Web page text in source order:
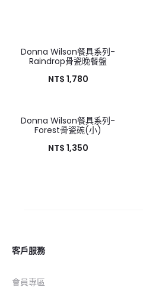
Donna Wilson餐具系列-
Raindrop骨瓷晚餐盤
NT$ 1,780
Donna Wilson餐具系列-
Forest骨瓷碗(小)
NT$ 1,350
客戶服務
會員專區